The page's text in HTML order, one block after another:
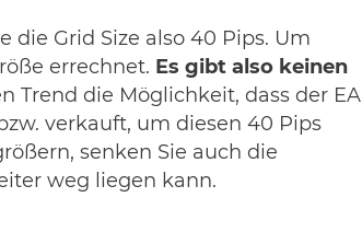
Grid Size also 40 Pips. Um
errechnet. Es gibt also keinen
Trend die Möglichkeit, dass der EA
verkauft, um diesen 40 Pips
senken Sie auch die
weg liegen kann.